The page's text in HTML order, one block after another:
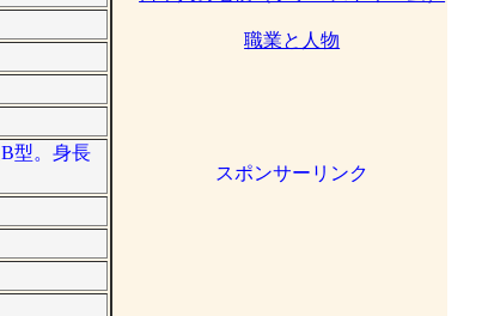
型。身長
職業と人物
スポンサーリンク